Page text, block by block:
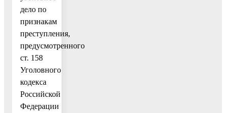
дело по
признакам
преступления,
предусмотренного
ст. 158
Уголовного
кодекса
Российской
Федерации